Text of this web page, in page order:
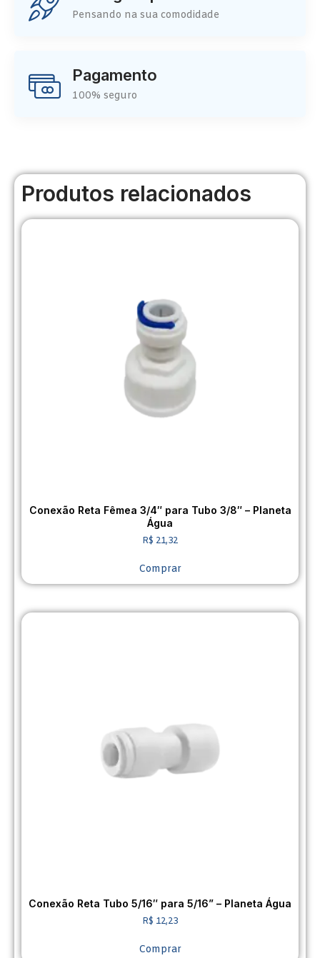
Pensando na sua comodidade
Pagamento
100% seguro
Produtos relacionados
Conexão Reta Fêmea 3/4″ para Tubo 3/8″ – Planeta
Água
R$ 21,32
Comprar
Conexão Reta Tubo 5/16″ para 5/16” – Planeta Água
R$ 12,23
Comprar